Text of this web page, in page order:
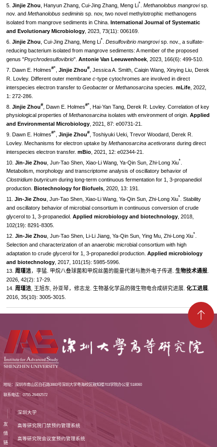
5.Jinjie Zhou , Hanyun Zhang, Cui-Jing Zhang, Meng Li* .Methanolobus mangrovisp.
nov. andMethanolobus sediminis sp. nov, two novel methylotrophic methanogens
isolated from mangrove sediments in China. International Journal of Systematic
and Evolutionary Microbiology, 2023, 73(11): 006169.
6.Jinjie Zhou , Cui-Jing Zhang, Meng Li* .Desulfovibrio mangrovisp. nov., a sulfate-
reducing bacterium isolated from mangrove sediments: A member of the proposed
genus "Psychrodesulfovibrio".Antonie Van Leeuwenhoek , 2023, 166(6): 499-510.
7. Dawn E. Holmes#* ,Jinjie Zhou# , Jessica A. Smith, Caiqin Wang, Xinying Liu, Derek
R. Lovley. Different outer membranec‐type cytochromes are involved in direct
interspecies electron transfer toGeobacter orMethanosarcina species.mLife , 2022,
1: 272-286.
8.
Jinjie Zhou# , Dawn E. Holmes#* , Hai-Yan Tang, Derek R. Lovley. Correlation of key
physiological properties ofMethanosarcinaisolates with environment of origin.Applied
and Environmental Microbiology , 2021, 87: e00731-21.
9. Dawn E. Holmes#* ,Jinjie Zhou# , Toshiyuki Ueki, Trevor Woodard, Derek R.
Lovley. Mechanisms for electron uptake byMethanosarcina acetivorans during direct
interspecies electron transfer.mBio , 2021, 12: e02344-21.
10.Jin-Jie Zhou , Jun-Tao Shen, Xiao-Li Wang, Ya-Qin Sun, Zhi-Long Xiu*
Metabolism, morphology and transcriptome analysis of oscillatory behavior of
Clostridium butyricum during long-term continuous fermentation for 1, 3-propanediol
production. Biotechnology for Biofuels, 2020, 13: 191.
11.Jin-Jie Zhou , Jun-Tao Shen, Xiao-Li Wang, Ya-Qin Sun, Zhi-Long Xiu* . Stability
and oscillatory behavior of microbial consortium in continuous conversion of crude
glycerol to 1, 3-propanediol.Applied microbiology and biotechnology , 2018,
102(19): 8291-8305.
12. Jin-Jie Zhou , Jun-Tao Shen, Li-Li Jiang, Ya-Qin Sun, Ying Mu, Zhi-Long Xiu*
Selection and characterization of an anaerobic microbial consortium with high
adaptation to crude glycerol for 1, 3-propanediol production.Applied microbiology
and biotechnology , 2017, 101(15): 5985-5996.
13. 周瑾洁，李猛. 甲烷八叠球菌和甲烷丝菌的能量代谢与胞外电子传递.生物技术通报
2026, 42(2): 17-29.
14. 周瑾洁 , 王旭东, 孙亚琴，修志龙. 生物基化学品的微生物电合成研究进展.化工进展
2016, 35(10): 3005-3015.
地址：深圳市南山区白石路3883号深圳大学粤海校区致知楼703学院办公室 518060
联系电话：0755-26492572
友
情
链
深圳大学
高等研究院门禁预约管理系统
高等研究院会议室预约管理系统